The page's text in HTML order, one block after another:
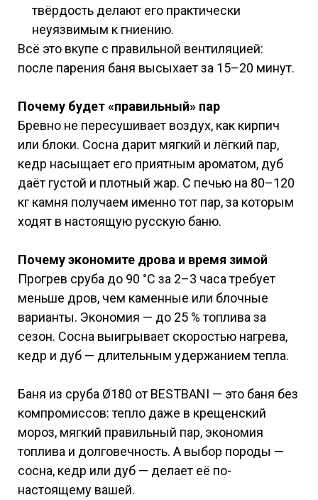
твёрдость делают его практически
неуязвимым к гниению.
Всё это вкупе с правильной вентиляцией:
после парения баня высыхает за 15–20 минут.
Почему будет «правильный» пар
Бревно не пересушивает воздух, как кирпич
или блоки. Сосна дарит мягкий и лёгкий пар,
кедр насыщает его приятным ароматом, дуб
даёт густой и плотный жар. С печью на 80–120
кг камня получаем именно тот пар, за которым
ходят в настоящую русскую баню.
Почему экономите дрова и время зимой
Прогрев сруба до 90 °C за 2–3 часа требует
меньше дров, чем каменные или блочные
варианты. Экономия — до 25 % топлива за
сезон. Сосна выигрывает скоростью нагрева,
кедр и дуб — длительным удержанием тепла.
Баня из сруба Ø180 от BESTBANI — это баня без
компромиссов: тепло даже в крещенский
мороз, мягкий правильный пар, экономия
топлива и долговечность. А выбор породы —
сосна, кедр или дуб — делает её по-
настоящему вашей.